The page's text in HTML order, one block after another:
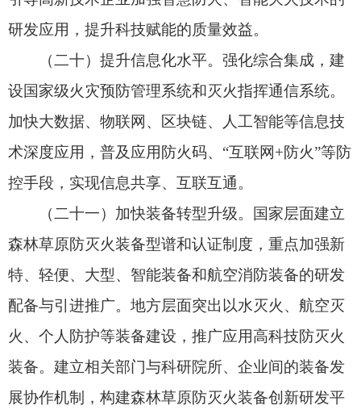
要目标、村屯、林（农、牧）场、森林城市等列入
重大风险清单，科学谋划应对措施、前置安排以及
保底手段，强化组织指挥、力量编成、扑火资源调
配，完善配套保障，确保防范化解重大风险。
训，突出紧急避险训练，提高扑火人员自救互救能
力。落实专业指挥的刚性要求，规范现场指挥，加
强火场管控，探索建立安全员制度。抓好航空消防
飞行安全工作。按照有关标准严格配备防灭火人员
和防护装备。
（二十六）建立健全法律法规制度。完善防灭
火法律法规，加快推进森林草原防灭火条例等法规
制定修订工作。健全优化森林草原防灭火标准体
系，组建技术组织，坚持急用先行制定相关标准。
完善防灭火工作监督、检查、考评和火灾调查评估